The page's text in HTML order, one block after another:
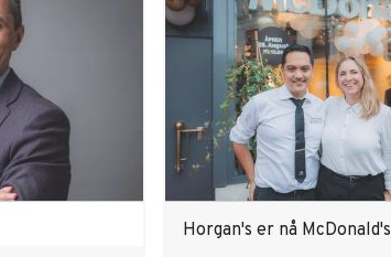
er også
Vi søker nå
solid
struktur og
i teatrets
for deg som
med kulturell
Horgan's er nå McDonald's